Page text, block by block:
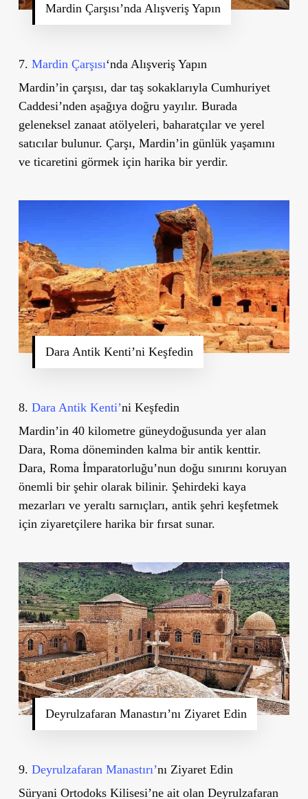
Mardin Çarşısı’nda Alışveriş Yapın
7. Mardin Çarşısı‘nda Alışveriş Yapın
Mardin’in çarşısı, dar taş sokaklarıyla Cumhuriyet
Caddesi’nden aşağıya doğru yayılır. Burada
geleneksel zanaat atölyeleri, baharatçılar ve yerel
satıcılar bulunur. Çarşı, Mardin’in günlük yaşamını
ve ticaretini görmek için harika bir yerdir.
Dara Antik Kenti’ni Keşfedin
8. Dara Antik Kenti’ni Keşfedin
Mardin’in 40 kilometre güneydoğusunda yer alan
Dara, Roma döneminden kalma bir antik kenttir.
Dara, Roma İmparatorluğu’nun doğu sınırını koruyan
önemli bir şehir olarak bilinir. Şehirdeki kaya
mezarları ve yeraltı sarnıçları, antik şehri keşfetmek
için ziyaretçilere harika bir fırsat sunar.
Deyrulzafaran Manastırı’nı Ziyaret Edin
9. Deyrulzafaran Manastırı’nı Ziyaret Edin
Süryani Ortodoks Kilisesi’ne ait olan Deyrulzafaran